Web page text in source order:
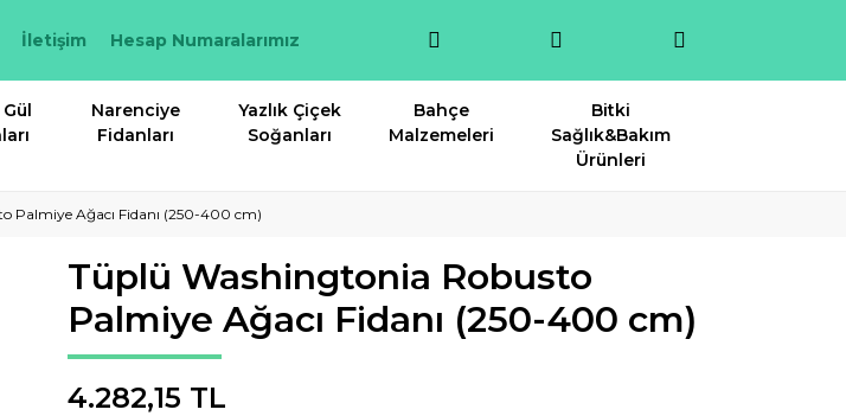
İletişim Hesap Numaralarımız
Narenciye
Fidanları
Yazlık Çiçek
Soğanları
Bahçe
Malzemeleri
Bitki
Sağlık&Bakım
Ürünleri
Palmiye Ağacı Fidanı (250-400 cm)
Tüplü Washingtonia Robusto
Palmiye Ağacı Fidanı (250-400 cm)
4.282,15 TL